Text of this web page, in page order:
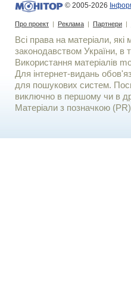
© 2005-2026
Про проект | Реклама | Партнери |
Всі права на матеріали, які
законодавством України, в
Використання матерiалiв
Для iнтернет-видань
для пошукових систем.
виключно в першому чи в
Матеріали з позначкою